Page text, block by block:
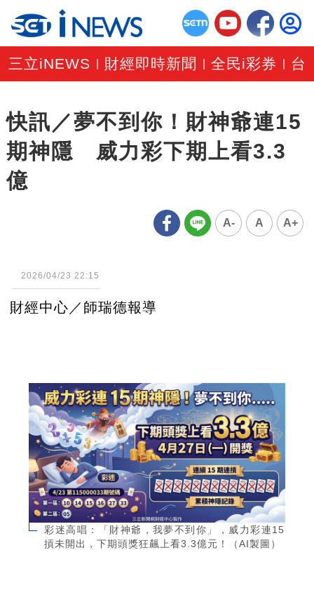
三立iNEWS 財經即時新聞 |全民i彩券 台
快訊／夢不到你！財神爺連15
期神隱 威力彩下期上看3.3
億
A- A A+
2026/04/23 22:15
財經中心／師瑞德報導
彩迷高唱：「財神爺，我夢不到你」，威力彩連15
摃未開出，下期頭獎狂飆上看3.3億元！（AI製圖）